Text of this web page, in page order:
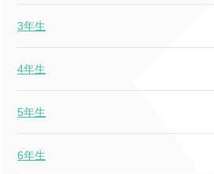
3年生
4年生
5年生
6年生